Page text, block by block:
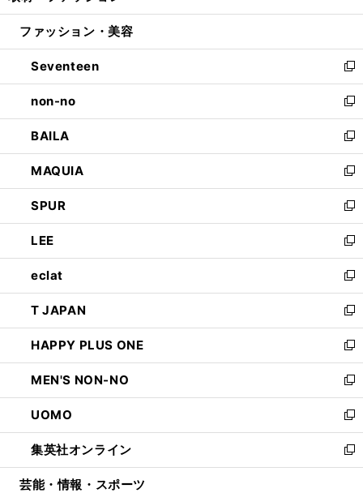
開
ウ
開
く
ン
ウ
で
開
く
ウ
ン
ド
ウ
で
開
く
ファッション・美容
Seventeen
新
し
い
ウ
ィ
ン
ド
ウ
で
開
く
non-no
新
し
い
ウ
ィ
ン
ド
ウ
で
開
く
BAILA
新
し
い
ウ
ィ
ン
ド
ウ
で
開
く
MAQUIA
新
し
い
ウ
ィ
ン
ド
ウ
で
開
く
SPUR
新
し
い
ウ
ィ
ン
ド
ウ
で
開
く
LEE
新
し
い
ウ
ィ
ン
ド
ウ
で
開
く
eclat
新
し
い
ウ
ィ
ン
ド
ウ
で
開
く
T JAPAN
新
し
い
ウ
ィ
ン
ド
ウ
で
開
HAPPY PLUS ONE
新
し
い
ウ
ィ
ン
ド
ウ
MEN'S NON-NO
新
し
い
ウ
ィ
ン
UOMO
新
し
い
ウ
集英社オンライン
新
し
芸能・情報・スポーツ